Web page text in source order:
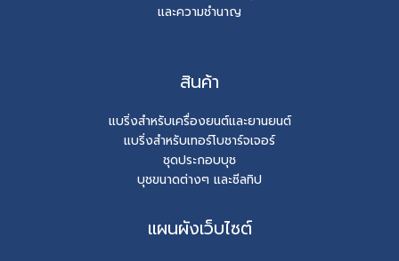
และความชำนาญ
สินค้า
แบริ่งสำหรับเครื่องยนต์และยานยนต์
แบริ่งสำหรับเทอร์โบชาร์จเจอร์
ชุดประกอบบุช
บุชขนาดต่างๆ และซีลทิป
แผนผังเว็บไซต์